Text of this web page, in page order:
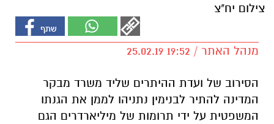
צילום יח"צ
מנהל האתר / 19:52 25.02.19
הסירוב של ועדת ההיתרים שליד משרד מבקר
המדינה להתיר לבנימין נתניהו לממן את הגנתו
המשפטית על ידי תרומות של מיליארדרים הגם